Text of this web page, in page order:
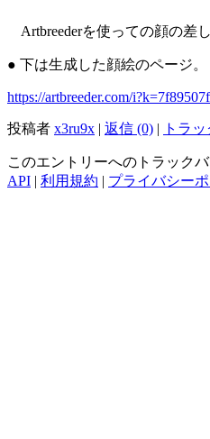
Artbreederを使っての顔の差
● 下は生成した顔絵のページ。
https://artbreeder.com/
投稿者 x3ru9x | 返信 (0) | トラ
このエントリーへのトラック
API | 利用規約 | プライバシー